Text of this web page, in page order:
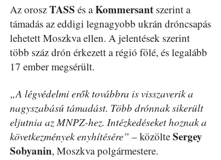
Az oroszTASS és aKommersant szerint a
támadás az eddigi legnagyobb ukrán dróncsapás
lehetett Moszkva ellen. A jelentések szerint
több száz drón érkezett a régió fölé, és legalább
17 ember megsérült.
„A légvédelmi erők továbbra is visszaverik a
nagyszabású támadást. Több drónnak sikerült
eljutnia az MNPZ-hez. Intézkedéseket hoznak a
következmények enyhítésére” – közölteSergey
Sobyanin, Moszkva polgármestere.